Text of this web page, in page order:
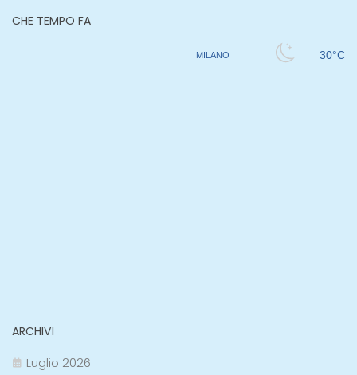
CHE TEMPO FA
ARCHIVI
Luglio 2026